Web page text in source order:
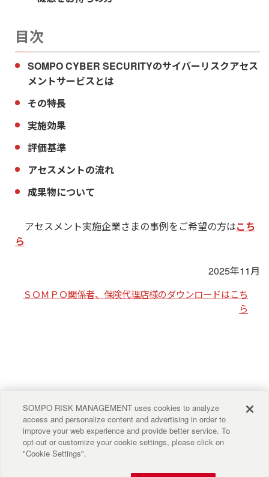
目次
SOMPO CYBER SECURITYのサイバーリスクアセス
メントサービスとは
その特長
実施効果
評価基準
アセスメントの流れ
成果物について
アセスメント実施企業さまの事例をご希望の方はこち
ら
2025年11月
ＳＯＭＰＯ関係者、保険代理店様のダウンロードはこち
ら
SOMPO RISK MANAGEMENT uses cookies to analyze
access and personalize content and advertising in order to
improve your web experience and provide better service. To
opt-out or customize your cookie settings, please click on
"Cookie Settings".